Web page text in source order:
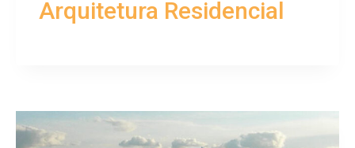
Arquitetura Residencial